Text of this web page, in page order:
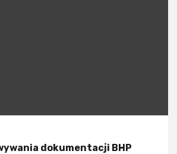
dokumentacji BHP